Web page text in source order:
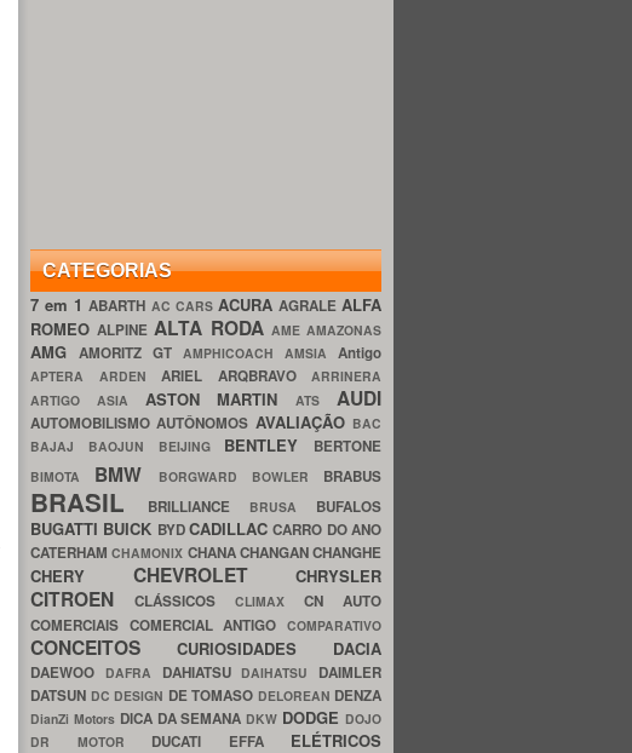
CATEGORIAS
7 em 1ABARTH AC CARS ACURA AGRALE ALFA
ROMEOALPINEALTA RODA AME AMAZONAS
AMG AMORITZ GT AMPHICOACH AMSIA Antigo
APTERA ARDEN ARIEL ARQBRAVO ARRINERA
ARTIGO ASIA ASTON MARTINATS AUDI
AUTOMOBILISMOAUTÔNOMOS AVALIAÇÃO BAC
BAJAJ BAOJUN BEIJING BENTLEY BERTONE
BIMOTA BMW BORGWARD BOWLER BRABUS
BRASIL BRILLIANCE BRUSA BUFALOS
BUGATTI BUICK BYDCADILLACCARRO DO ANO
CATERHAMCHAMONIX CHANACHANGANCHANGHE
CHERY CHEVROLET CHRYSLER
CITROEN CLÁSSICOS CLIMAX CN AUTO
COMERCIAIS COMERCIAL ANTIGOCOMPARATIVO
CONCEITOS CURIOSIDADES DACIA
DAEWOO DAFRA DAHIATSU DAIHATSU DAIMLER
DATSUN DC DESIGN DE TOMASO DELOREAN DENZA
DianZi Motors DICA DA SEMANA DKW DODGE DOJO
DR MOTOR DUCATI EFFA ELÉTRICOS